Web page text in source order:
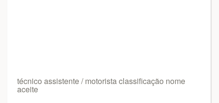
técnico assistente / motorista classificação nome
aceite